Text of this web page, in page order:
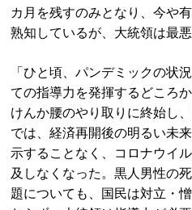
カ月を残すのみとなり、今や
熟知しているが、大統領は最
「ひと頃、パンデミックの状
ての指導力を発揮するどころ
けんか腰のやり取りに終始し
では、経済再開後の明るい未
示することなく、コロナウイ
及しなくなった。黒人男性の
題についても、国民は対立・